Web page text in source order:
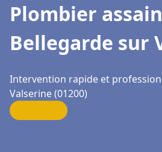
Plombier
Bellegarde sur
Intervention rapide et
Valserine (01200)